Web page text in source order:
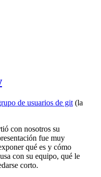
de usuarios de git (la
con nosotros su
fue muy
qué es y cómo
con su equipo, qué le
corto.